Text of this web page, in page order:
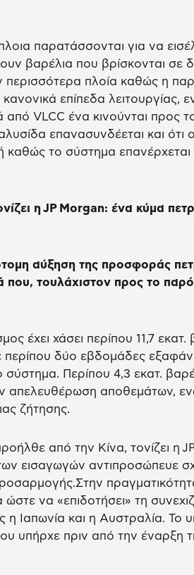
παρατάσσονται για να
βαρέλια που βρίσκονται σε
περισσότερα πλοία καθώς η
επίπεδα λειτουργίας,
από VLCC ένα κινούνται προς
επανασυνδέεται και ότι
καθώς το σύστημα επανέρχεται
η JP Morgan: ένα κύμα
αύξηση της προσφοράς
που, τουλάχιστον προς το
έχει χάσει περίπου 11,7 εκατ.
δύο εβδομάδες
Περίπου 4,3 εκατ.
απελευθέρωση αποθεμάτων,
ζήτησης.
από την Κίνα, τονίζει η
εισαγωγών αντιπροσώπευε
να «επιδοτήσει» τη
Ιαπωνία και η Αυστραλία. Το
υπήρχε πριν από την έναρξη